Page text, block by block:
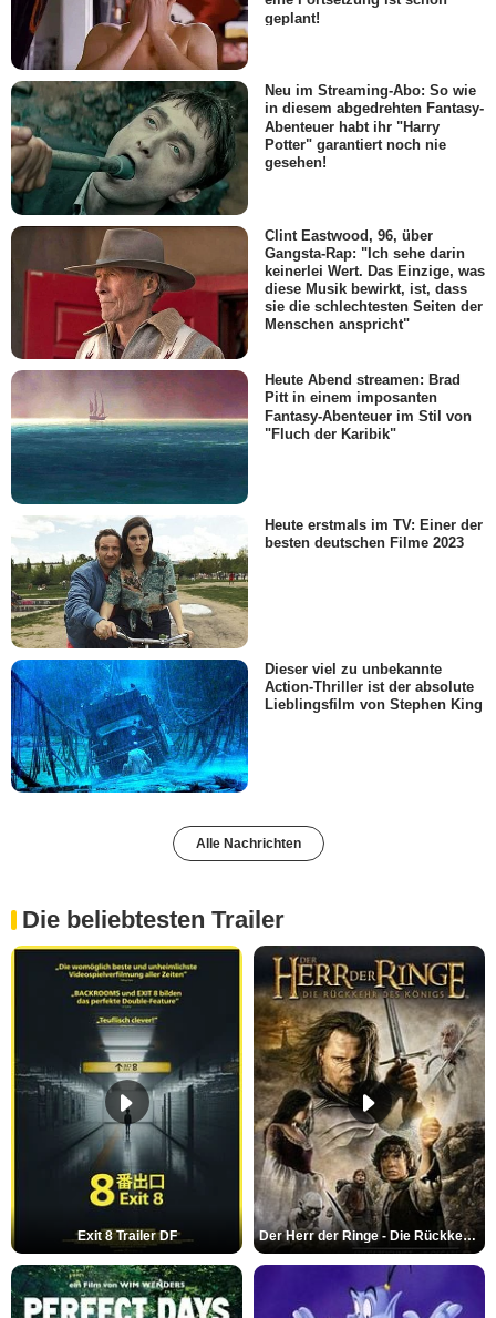
geplant!
Neu im Streaming-Abo: So wie
in diesem abgedrehten Fantasy-
Abenteuer habt ihr "Harry
Potter" garantiert noch nie
gesehen!
Clint Eastwood, 96, über
Gangsta-Rap: "Ich sehe darin
keinerlei Wert. Das Einzige, was
diese Musik bewirkt, ist, dass
sie die schlechtesten Seiten der
Menschen anspricht"
Heute Abend streamen: Brad
Pitt in einem imposanten
Fantasy-Abenteuer im Stil von
"Fluch der Karibik"
Heute erstmals im TV: Einer der
besten deutschen Filme 2023
Dieser viel zu unbekannte
Action-Thriller ist der absolute
Lieblingsfilm von Stephen King
Alle Nachrichten
Die beliebtesten Trailer
Exit 8 Trailer DF Der Herr der Ringe - Die Rückkehr des Königs Trailer OV